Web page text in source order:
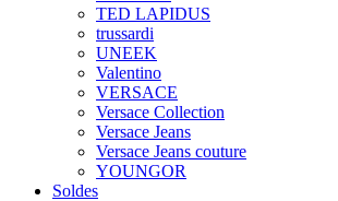
TED LAPIDUS
trussardi
UNEEK
Valentino
VERSACE
Versace Collection
Versace Jeans
Versace Jeans couture
YOUNGOR
Soldes